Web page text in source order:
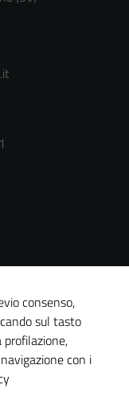
consenso,
sul tasto
con i